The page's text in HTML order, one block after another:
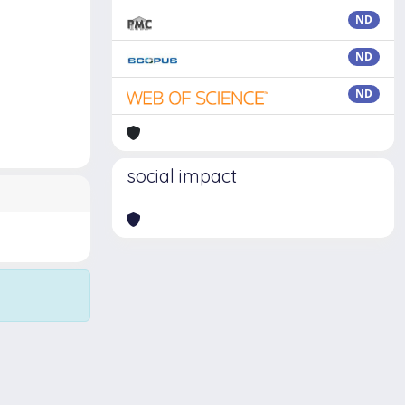
ND
ND
ND
social impact